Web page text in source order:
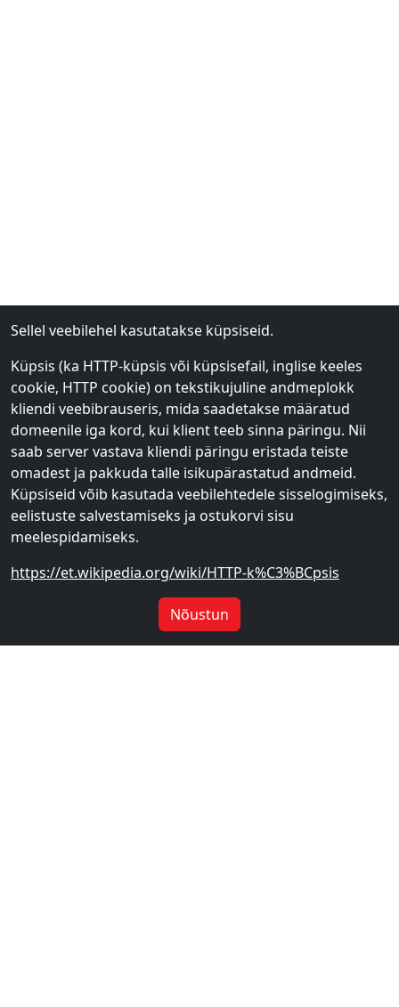
Mini niisked salvrätikud
Metsaloomad (8 tk × 8
€265
Niisked salvrätid (Hello Kitty
ja sõbrad, Dream Star, 20 tk)
€175
Sellel veebilehel kasutatakse küpsiseid.
Küpsis (ka HTTP-küpsis või küpsisefail, inglise keeles
cookie, HTTP cookie) on tekstikujuline andmeplokk
kliendi veebibrauseris, mida saadetakse määratud
domeenile iga kord, kui klient teeb sinna päringu. Nii
saab server vastava kliendi päringu eristada teiste
omadest ja pakkuda talle isikupärastatud andmeid.
Küpsiseid võib kasutada veebilehtedele sisselogimiseks,
eelistuste salvestamiseks ja ostukorvi sisu
meelespidamiseks.
https://et.wikipedia.org/wiki/HTTP-k%C3%BCpsis
Nõustun